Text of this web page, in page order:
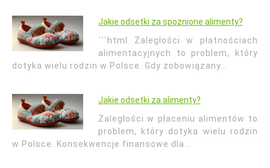
Jakie odsetki za spoznione alimenty?
```html Zaległości w płatnościach
alimentacyjnych to problem, który
dotyka wielu rodzin w Polsce. Gdy zobowiązany…
Jakie odsetki za alimenty?
Zaległości w płaceniu alimentów to
problem, który dotyka wielu rodzin
w Polsce. Konsekwencje finansowe dla…